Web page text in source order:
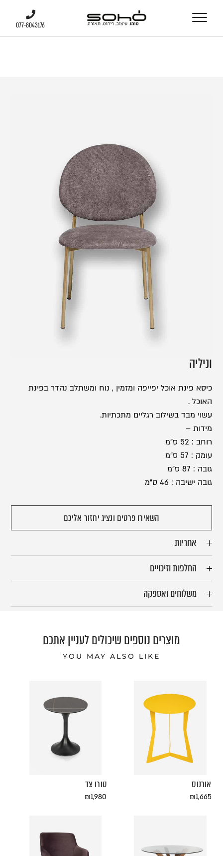
077-8043176
077-8043176
אחריות
החלפות וזיכויים
משלוחים ואספקה
וניליה
כיסא פינת אוכל יפייפה ומזמין , נוח ומשתלב נהדר בפינת
האוכל .
עשוי מבד בשילוב רגליים מתכתיות.
מידות –
רוחב : 52 ס”מ
עומק : 57 ס”מ
גובה : 87 ס”מ
גובה ישיבה : 46 ס”מ
השאירו פרטים ונציג יחזור אליכם
מוצרים נוספים שיכולים לעניין אתכם
YOU MAY ALSO LIKE
אישית
אורנוס
₪1,665
טורו צד
₪1,980